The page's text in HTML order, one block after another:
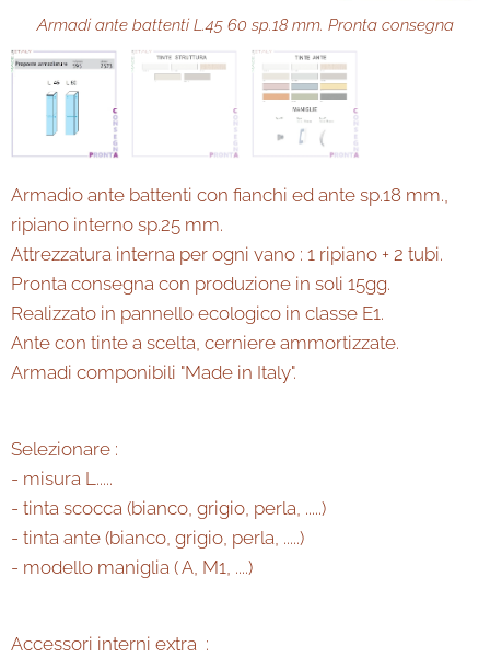
Armadi ante battenti L.45 60 sp.18 mm. Pronta consegna
Tinte Struttura Armadi 3 ante battenti sp.18 mm. Pronta
consegna
Tinte Ante Armadi 3 ante battenti sp.18 mm. Pronta consegna
Armadio ante battenti con fianchi ed ante sp.18 mm.,
ripiano interno sp.25 mm.
Attrezzatura interna per ogni vano : 1 ripiano + 2 tubi.
Pronta consegna con produzione in soli 15gg.
Realizzato in pannello ecologico in classe E1.
Ante con tinte a scelta, cerniere ammortizzate.
Armadi componibili "Made in Italy".
Selezionare :
- misura L.....
- tinta scocca (bianco, grigio, perla, .....)
- tinta ante (bianco, grigio, perla, .....)
- modello maniglia ( A, M1, ....)
Accessori interni extra :